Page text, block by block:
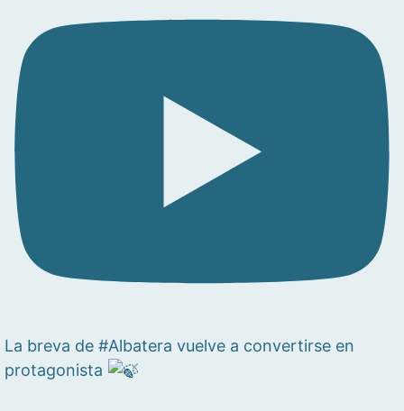
La breva de #Albatera vuelve a convertirse en
protagonista